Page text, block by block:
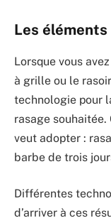
Les éléments
Lorsque vous
à grille ou le
technologie pour
rasage souhaitée.
veut adopter :
barbe de trois
Différentes
d’arriver à ces